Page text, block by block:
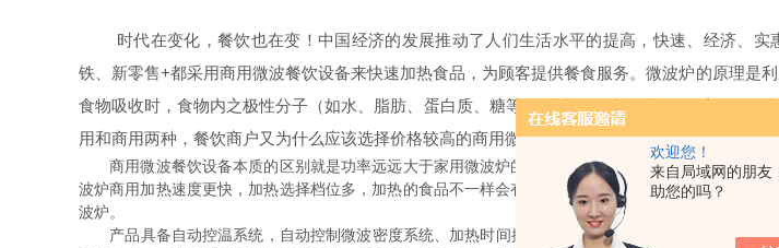
欢迎您！
来自局域网的朋友
助您的吗？
时代在变化，餐饮也在变！中国经济的发展推动了人们生活水平的提高，快速、经济、实
铁、新零售+都采用商用微波餐饮设备来快速加热食品，为顾客提供餐食服务。微波炉的原理是
食物吸收时，食物内之极性分子（如水、脂肪、蛋白质、糖等）即被吸引以每秒24亿5千万次的
用和商用两种，餐饮商户又为什么应该选择价格较高的商用微波炉呢？
商用微波餐饮设备本质的区别就是功率远远大于家用微波炉的功率，家用的一般也就几百瓦功率，
波炉商用加热速度更快，加热选择档位多，加热的食品不一样会有不同的档位进行控制，从而达到加
波炉。
产品具备自动控温系统，自动控制微波密度系统、加热时间控制系统、自动报警系统、可选配